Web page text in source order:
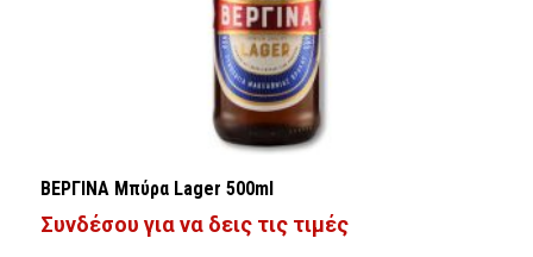
ΒΕΡΓΙΝΑ Μπύρα Lager 500ml
Συνδέσου για να δεις τις τιμές